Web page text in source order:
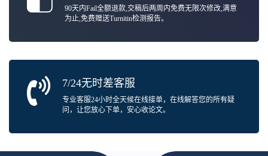
90天内Fail全额退款,交稿后两周内免费无限次修改,满意
为止,免费赠送Turnitin检测报告。
7/24无时差客服
专业客服24小时全天候在线接单，在线解答您的所有疑
问，让您放心下单，安心收论文。